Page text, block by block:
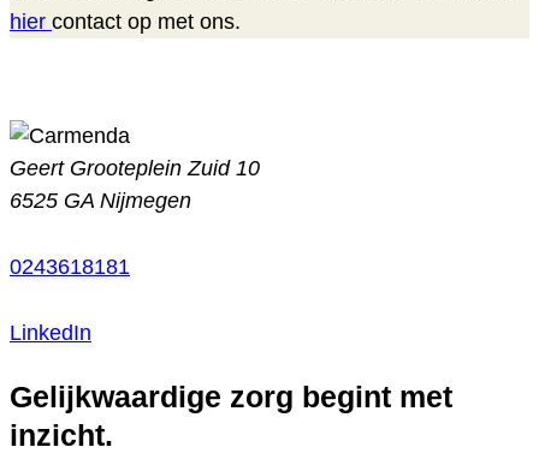
hier contact op met ons.
Geert Grooteplein Zuid 10
6525 GA Nijmegen
0243618181
LinkedIn
Gelijkwaardige zorg begint met
inzicht.